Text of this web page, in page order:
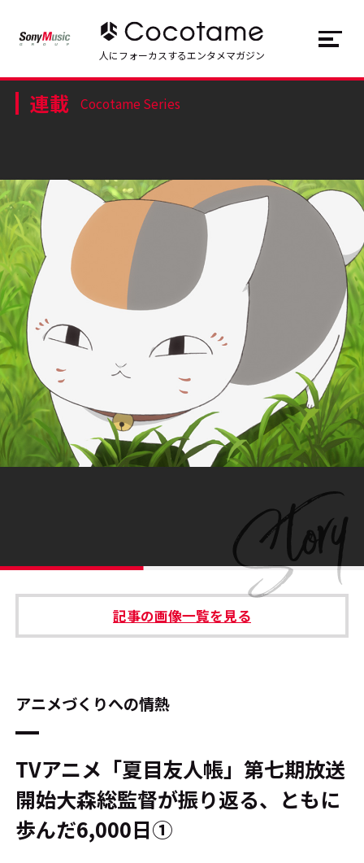
トップ Top
連載一覧 Series
Cocotameとは
#エンタメ業界のちょっといい話
#サステナブルな取り組み #スタッフが語る
運営会社 プライバシーポリシー
本サイトご利用にあたって Cookie Settings
JP EN
人にフォーカスするエンタメマガジン
連載 Cocotame Series
記事の画像一覧を見る
アニメづくりへの情熱
TVアニメ「夏目友人帳」第七期放送
開始―――大森総監督が振り返る、ともに
歩んだ6,000日①